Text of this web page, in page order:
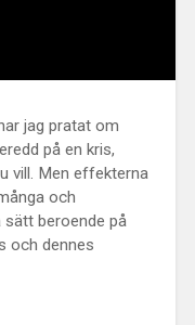
jag pratat om
på en kris,
vill. Men effekterna
och
beroende på
och dennes